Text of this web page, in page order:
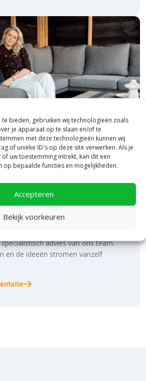
bieden, gebruiken wij technologieën zoals
je apparaat op te slaan en/of te
met deze technologieën kunnen wij
of unieke ID's op deze site verwerken. Als je
uw toestemming intrekt, kan dit een
op bepaalde functies en mogelijkheden.
Accepteren
Bekijk voorkeuren
én buiten!
Hier ontdek je de nieuwste
advies van ons team.
en de ideeën stromen vanzelf